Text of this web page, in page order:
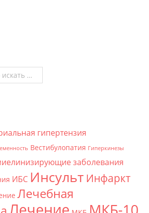
гипертензия
Вестибулопатия Гиперкинезы
заболевания
ИБС Инсульт Инфаркт
Лечебная